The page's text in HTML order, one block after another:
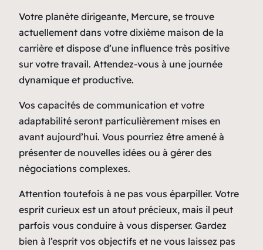
Votre planète dirigeante, Mercure, se trouve
actuellement dans votre dixième maison de la
carrière et dispose d’une influence très positive
sur votre travail. Attendez-vous à une journée
dynamique et productive.
Vos capacités de communication et votre
adaptabilité seront particulièrement mises en
avant aujourd’hui. Vous pourriez être amené à
présenter de nouvelles idées ou à gérer des
négociations complexes.
Attention toutefois à ne pas vous éparpiller. Votre
esprit curieux est un atout précieux, mais il peut
parfois vous conduire à vous disperser. Gardez
bien à l’esprit vos objectifs et ne vous laissez pas